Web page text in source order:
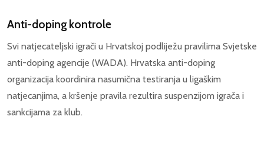
Anti-doping kontrole
Svi natjecateljski igrači u Hrvatskoj podliježu pravilima Svjetske
anti-doping agencije (WADA). Hrvatska anti-doping
organizacija koordinira nasumična testiranja u ligaškim
natjecanjima, a kršenje pravila rezultira suspenzijom igrača i
sankcijama za klub.